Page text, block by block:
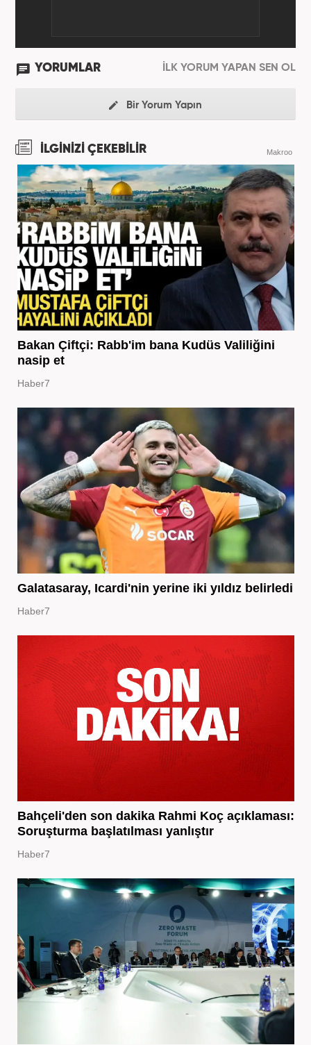
YORUMLAR İLK YORUM YAPAN SEN OL
Bir Yorum Yapın
İLGİNİZİ ÇEKEBİLİR Makroo
Bakan Çiftçi: Rabb'im bana Kudüs Valiliğini
nasip et
Haber7
Galatasaray, Icardi'nin yerine iki yıldız belirledi
Haber7
Bahçeli'den son dakika Rahmi Koç açıklaması:
Soruşturma başlatılması yanlıştır
Haber7